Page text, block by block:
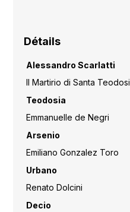
Détails
Alessandro Scarlatti
Il Martirio di Santa
Teodosia
Emmanuelle de Negri
Arsenio
Emiliano Gonzalez Toro
Urbano
Renato Dolcini
Decio